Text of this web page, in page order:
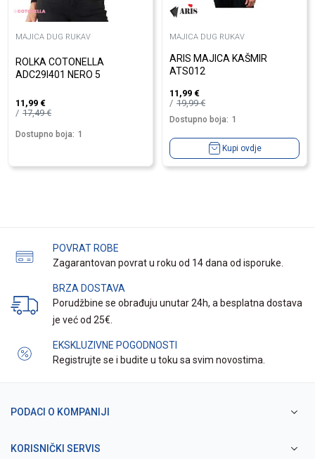
MAJICA DUG RUKAV
ROLKA COTONELLA
ADC29I401 NERO 5
11,99 €
17,49€
Dostupno boja: 1
MAJICA DUG RUKAV
ARIS MAJICA KAŠMIR
ATS012
11,99 €
19,99€
Dostupno boja: 1
Kupi ovdje
POVRAT ROBE
Zagarantovan povrat u roku od 14 dana od isporuke.
BRZA DOSTAVA
Porudžbine se obrađuju unutar 24h, a besplatna dostava
je već od 25€.
EKSKLUZIVNE POGODNOSTI
Registrujte se i budite u toku sa svim novostima.
PODACI O KOMPANIJI
KORISNIČKI SERVIS